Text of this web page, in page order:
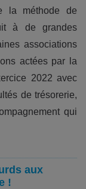
la méthode de
à de grandes
associations
actées par la
2022 avec
de trésorerie,
qui
aux
!